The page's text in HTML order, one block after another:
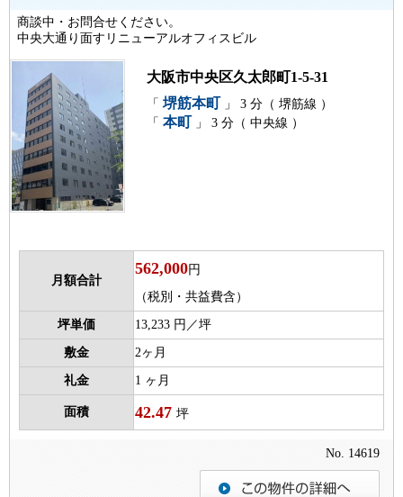
商談中・お問合せください。
中央大通り面すリニューアルオフィスビル
大阪市中央区久太郎町1-5-31
「 堺筋本町 」 3 分（ 堺筋線 ）
「 本町 」 3 分（ 中央線 ）
月額合計
562,000円
（税別・共益費含）
坪単価 13,233 円／坪
敷金 2ヶ月
礼金 1 ヶ月
面積 42.47 坪
No. 14619